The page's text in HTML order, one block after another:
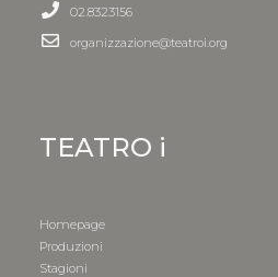
02.8323156
organizzazione@teatroi.org
TEATRO i
Homepage
Produzioni
Stagioni